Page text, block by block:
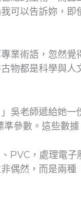
可以告訴妳，即
業術語，忽然
物都是科學與
吳老師遞給她
參數。這些數據
，處理電子
偶然，而是兩